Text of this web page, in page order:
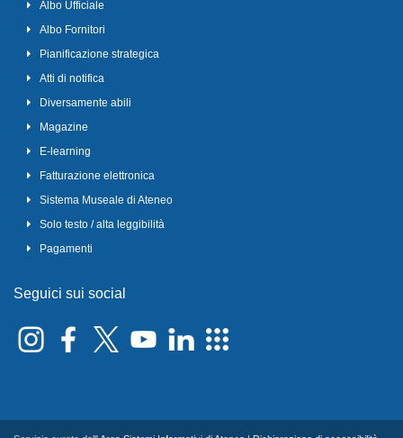
Albo Ufficiale
Albo Fornitori
Pianificazione strategica
Atti di notifica
Diversamente abili
Magazine
E-learning
Fatturazione elettronica
Sistema Museale di Ateneo
Solo testo / alta leggibilità
Pagamenti
Seguici sui social